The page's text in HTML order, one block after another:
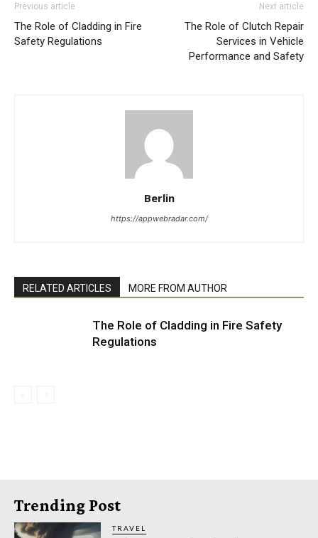
Previous article
The Role of Cladding in Fire
Safety Regulations
Next article
The Role of Clutch Repair
Services in Vehicle
Performance and Safety
Berlin
https://appwebradar.com/
RELATED ARTICLES MORE FROM AUTHOR
The Role of Cladding in Fire Safety
Regulations
Trending Post
TRAVEL